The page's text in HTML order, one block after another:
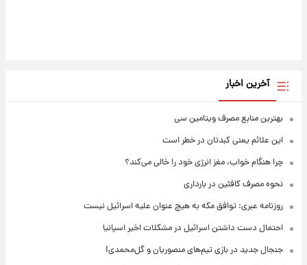
آخرین اخبار
بهترین منابع مصرف ویتامین سی
این علائم یعنی کبدتان در خطر است
چرا هنگام خواب، مغز انرژی خود را خالی می‌کند؟
نحوه مصرف کافئین در بارداری
روزنامه عبری: توافق مکه به هیچ عنوان علیه اسرائیل نیست
احتمال دست داشتن اسرائیل در مشکلات اخیر اسپانیا
جنجال جدید در بازی تیم‌های منصوریان و گل‌محمدی!